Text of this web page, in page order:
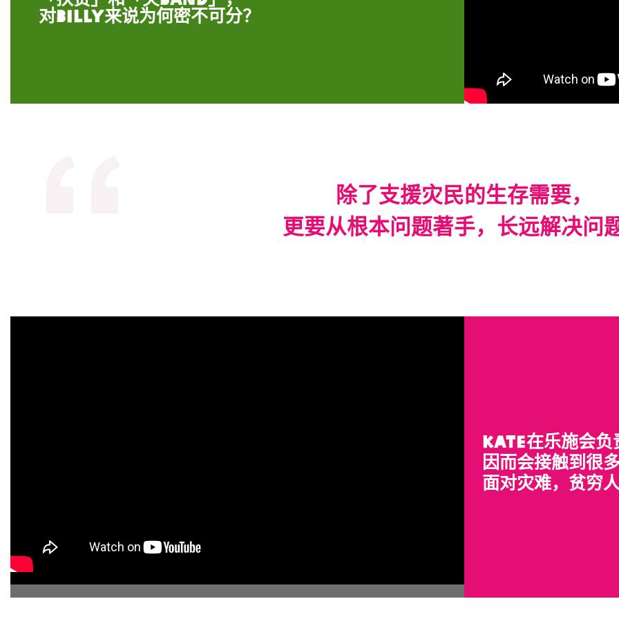
对Billy来说为何密不可分？
除了支援灾民的生存需要，
更要从根本问题著手，长远解决问
Kate在乐施会负
因而会接触到很
面对灾难，贫穷